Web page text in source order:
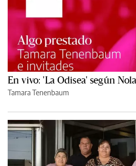
En vivo: 'La Odisea' según
Tamara Tenenbaum